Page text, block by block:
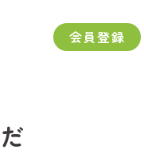
会員登録